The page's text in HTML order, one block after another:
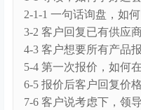
2-1-1 一句话询盘，如
3-2 客户回复已有供应
4-3 客户想要所有产品
5-4 第一次报价，如何
6-5 报价后客户回复价
7-6 客户说考虑下，领